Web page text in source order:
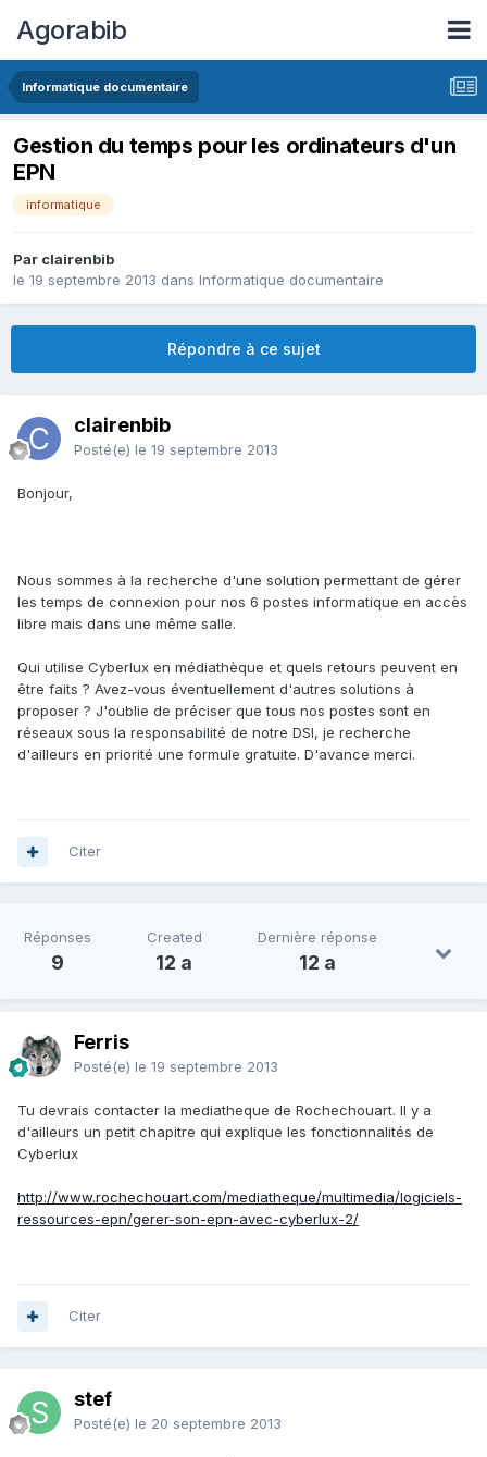
Agorabib
Informatique documentaire
Gestion du temps pour les ordinateurs d'un
EPN
informatique
Par clairenbib
le 19 septembre 2013 dans Informatique documentaire
Répondre à ce sujet
clairenbib
Posté(e) le 19 septembre 2013
Bonjour,
Nous sommes à la recherche d'une solution permettant de gérer
les temps de connexion pour nos 6 postes informatique en accès
libre mais dans une même salle.
Qui utilise Cyberlux en médiathèque et quels retours peuvent en
être faits ? Avez-vous éventuellement d'autres solutions à
proposer ? J'oublie de préciser que tous nos postes sont en
réseaux sous la responsabilité de notre DSI, je recherche
d'ailleurs en priorité une formule gratuite. D'avance merci.
Citer
Réponses
9
Created
12 a
Dernière réponse
12 a
Ferris
Posté(e) le 19 septembre 2013
Tu devrais contacter la mediatheque de Rochechouart. Il y a
d'ailleurs un petit chapitre qui explique les fonctionnalités de
Cyberlux
http://www.rochechouart.com/mediatheque/multimedia/logiciels-
ressources-epn/gerer-son-epn-avec-cyberlux-2/
Citer
stef
Posté(e) le 20 septembre 2013